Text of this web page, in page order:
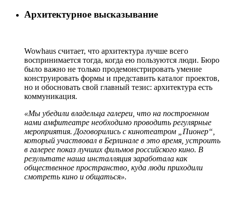
Архитектурное высказывание
Wowhaus считает, что архитектура лучше всего
воспринимается тогда, когда ею пользуются люди. Бюро
было важно не только продемонстрировать умение
конструировать формы и представить каталог проектов,
но и обосновать свой главный тезис: архитектура есть
коммуникация.
«Мы убедили владельца галереи, что на построенном
нами амфитеатре необходимо проводить регулярные
мероприятия. Договорились с кинотеатром „Пионер“,
который участвовал в Берлинале в это время, устроить
в галерее показ лучших фильмов российского кино. В
результате наша инсталляция заработала как
общественное пространство, куда люди приходили
смотреть кино и общаться».